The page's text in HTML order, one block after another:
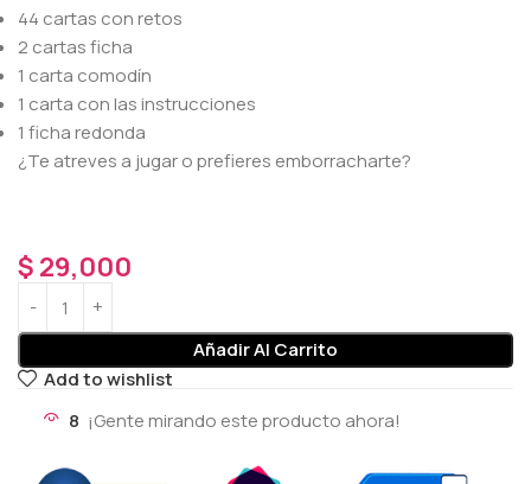
44 cartas con retos
2 cartas ficha
1 carta comodín
1 carta con las instrucciones
1 ficha redonda
¿Te atreves a jugar o prefieres emborracharte?
$ 29,000
Añadir Al Carrito
Add to wishlist
8 ¡Gente mirando este producto ahora!